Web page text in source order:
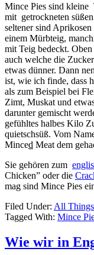
Mince Pies sind kleine
mit getrockneten
seltener sind
einem Mürbteig,
mit Teig bedeckt.
auch welche die
etwas dünner. Dann
ist, wie ich finde, dass
als zum Beispiel bei
Zimt, Muskat und
darunter gemischt
gefühltes halbes Kilo
quietschsüß. Vom
Minced Meat dem
Sie gehören zum
Chicken” oder die
mag sind Mince Pies
Filed Under: All
Tagged With: Mince
Wie wir in